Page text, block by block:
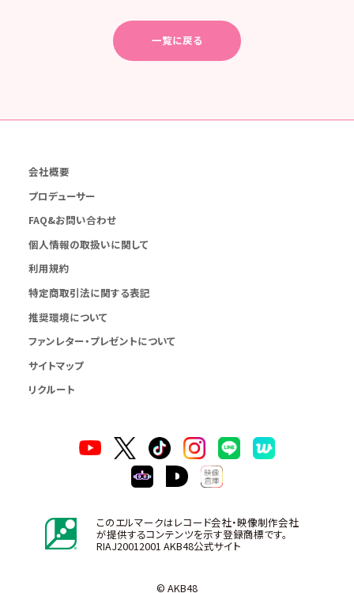
一覧に戻る
会社概要
プロデューサー
FAQ&お問い合わせ
個人情報の取扱いに関して
利用規約
特定商取引法に関する表記
推奨環境について
ファンレター・プレゼントについて
サイトマップ
リクルート
このエルマークはレコード会社・映像制作会社
が提供するコンテンツを示す登録商標です。
RIAJ20012001 AKB48公式サイト
© AKB48